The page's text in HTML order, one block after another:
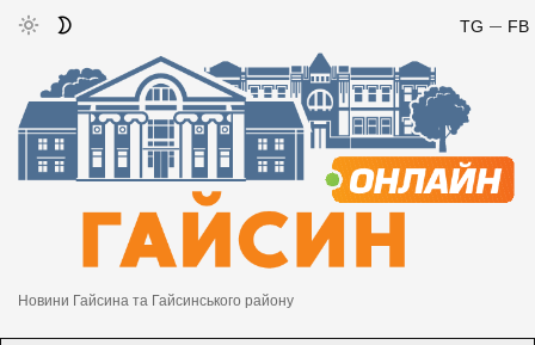
FB
TG
Новини Гайсина та Гайсинського району